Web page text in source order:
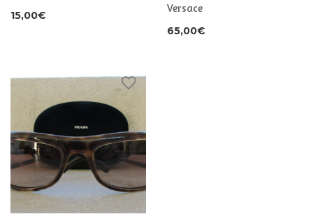
15,00€
Versace
65,00€